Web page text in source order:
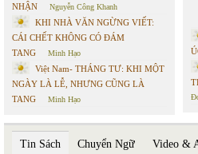
NHẬN
Nguyễn Công Khanh
KHI NHÀ VĂN NGỪNG VIẾT:
CÁI CHẾT KHÔNG CÓ ĐÁM
TANG
Minh Hạo
Việt Nam- THÁNG TƯ: KHI MỘT
NGÀY LÀ LỄ, NHƯNG CŨNG LÀ
TANG
Minh Hạo
Tin Sách Chuyển Ngữ Video &